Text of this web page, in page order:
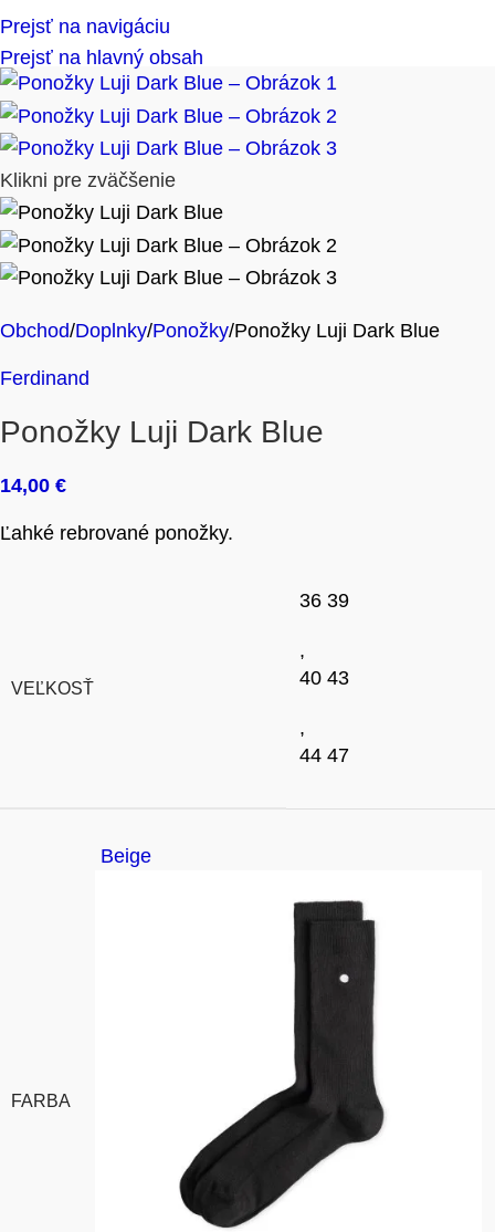
Prejsť na navigáciu
Prejsť na hlavný obsah
Klikni pre zväčšenie
Obchod Doplnky Ponožky Ponožky Luji Dark Blue
Ferdinand
Ponožky Luji Dark Blue
14,00 €
Ľahké rebrované ponožky.
VEĽKOSŤ
36 39
,
40 43
,
44 47
FARBA
Beige